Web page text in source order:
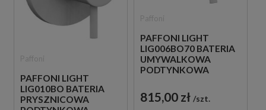
PAFFONI LIGHT
LIG010BO BATERIA
PRYSZNICOWA
PAFFONI LIGHT
LIG006BO70 BATERIA
UMYWALKOWA
PODTYNKOWA
BIAŁA
815,00 zł szt.